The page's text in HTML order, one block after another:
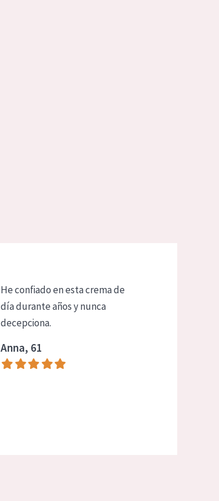
He confiado en esta crema de
día durante años y nunca
decepciona.
Anna, 61